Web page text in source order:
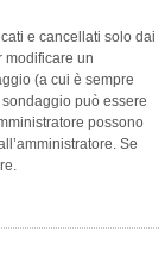
e cancellati solo dai
modificare un
(a cui è sempre
può essere
possono
Se